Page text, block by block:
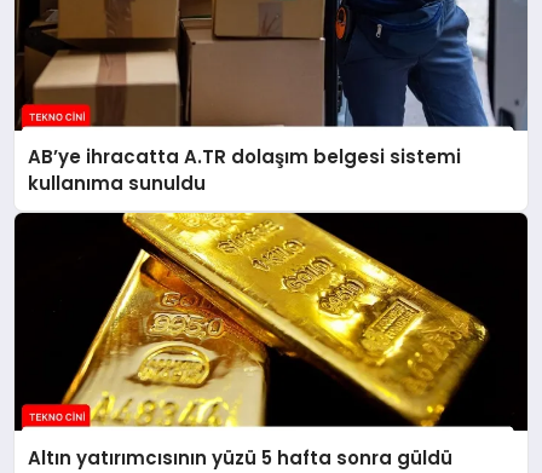
AB’ye ihracatta A.TR dolaşım belgesi sistemi
kullanıma sunuldu
Altın yatırımcısının yüzü 5 hafta sonra güldü